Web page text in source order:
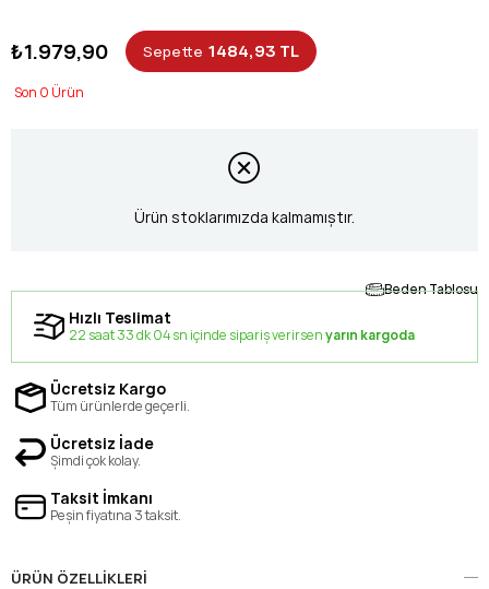
₺1.979,90 Sepette 1484,93 TL
0
Ürün stoklarımızda kalmamıştır.
Beden Tablosu
Hızlı Teslimat
22 saat 33 dk 04 sn içinde sipariş verirsenyarın kargoda
Ücretsiz Kargo
Tüm ürünlerde geçerli.
Ücretsiz İade
Şimdi çok kolay.
Taksit İmkanı
Peşin fiyatına 3 taksit.
ÜRÜN ÖZELLIKLERI